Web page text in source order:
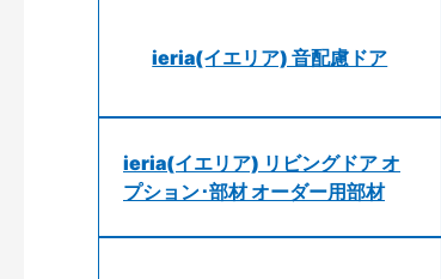
ieria(イエリア) 音配慮ドア
ieria(イエリア) リビングドア オ
プション･部材 オーダー用部材